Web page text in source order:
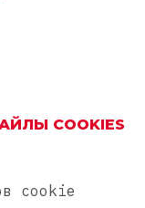
COOKIES
cookie